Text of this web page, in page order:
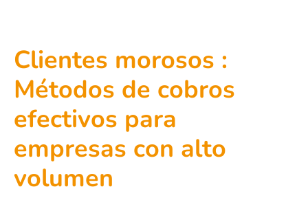
Clientes morosos :
Métodos de cobros
efectivos para
empresas con alto
volumen